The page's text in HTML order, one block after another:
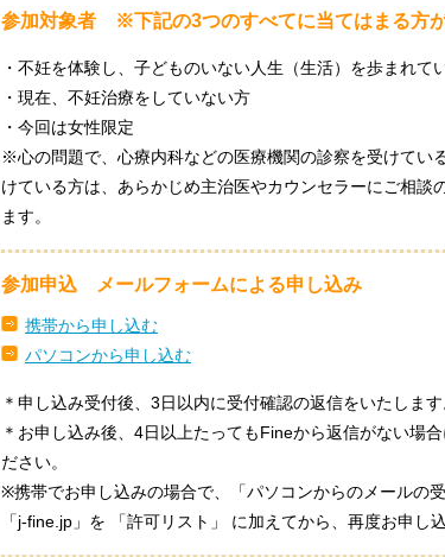
参加対象者 ※下記の3つのすべてに当てはまる方
・不妊を体験し、子どものいない人生（生活）を歩まれて
・現在、不妊治療をしていない方
・今回は女性限定
※心の問題で、心療内科などの医療機関の診察を受けてい
けている方は、あらかじめ主治医やカウンセラーにご相談
ます。
参加申込 メールフォームによる申し込み
携帯から申し込む
パソコンから申し込む
＊申し込み受付後、3日以内に受付確認の返信をいたします
＊お申し込み後、4日以上たってもFineから返信がない場
ださい。
※携帯でお申し込みの場合で、「パソコンからのメールの
「j-fine.jp」を 「許可リスト」 に加えてから、再度お申し